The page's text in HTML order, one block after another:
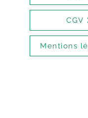
CGV
Mentions